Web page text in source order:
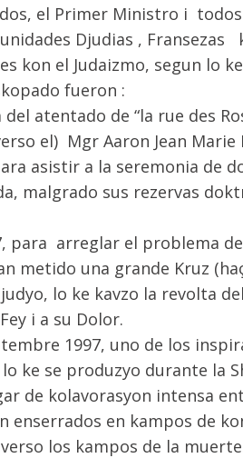
el Primer Ministro i
Djudias , Fransezas
kon el Judaizmo, segun lo
fueron :
atentado de “la rue des
el) Mgr Aaron Jean
asistir a la seremonia de
malgrado sus rezervas
para arreglar el problema
metido una grande Kruz
lo ke kavzo la revolta
i a su Dolor.
1997, uno de los
ke se produzyo durante la
de kolavorasyon intensa
enserrados en kampos de
los kampos de la